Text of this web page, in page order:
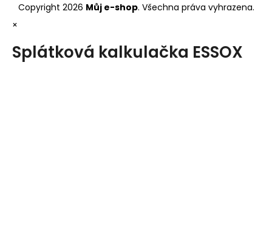
Copyright 2026 Můj e-shop. Všechna práva vyhrazena.
×
Splátková kalkulačka ESSOX